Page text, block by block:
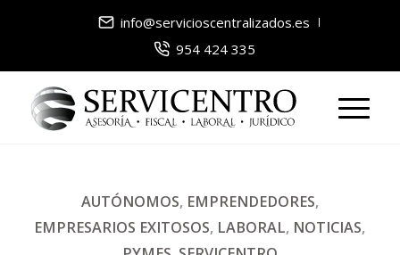
info@servicioscentralizados.es
954 424 335
AUTÓNOMOS, EMPRENDEDORES,
EMPRESARIOS EXITOSOS, LABORAL, NOTICIAS,